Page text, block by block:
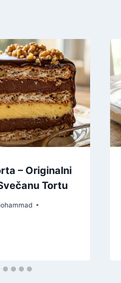
– Originalni
Tortu